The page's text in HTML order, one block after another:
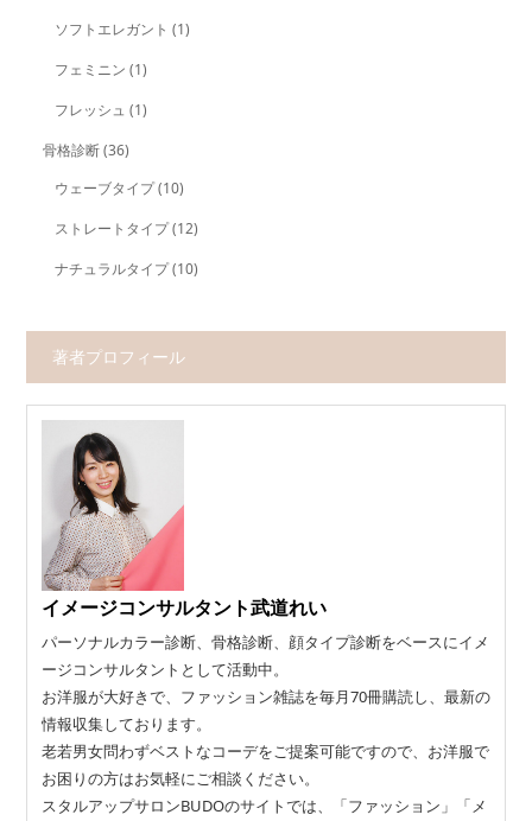
ソフトエレガント (1)
フェミニン (1)
フレッシュ (1)
骨格診断(36)
ウェーブタイプ(10)
ストレートタイプ(12)
ナチュラルタイプ(10)
著者プロフィール
イメージコンサルタント武道れい
パーソナルカラー診断、骨格診断、顔タイプ診断をベースにイメ
ージコンサルタントとして活動中。
お洋服が大好きで、ファッション雑誌を毎月70冊購読し、最新の
情報収集しております。
老若男女問わずベストなコーデをご提案可能ですので、お洋服で
お困りの方はお気軽にご相談ください。
スタルアップサロンBUDOのサイトでは、「ファッション」「メ